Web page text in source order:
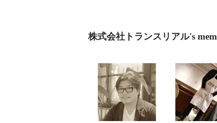
株式会社トランスリアル's